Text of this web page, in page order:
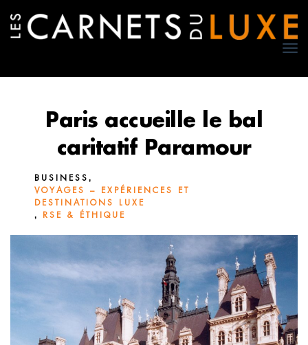
Paris accueille le bal
caritatif Paramour
BUSINESS ,
VOYAGES – EXPÉRIENCES ET
DESTINATIONS LUXE
, RSE & ÉTHIQUE